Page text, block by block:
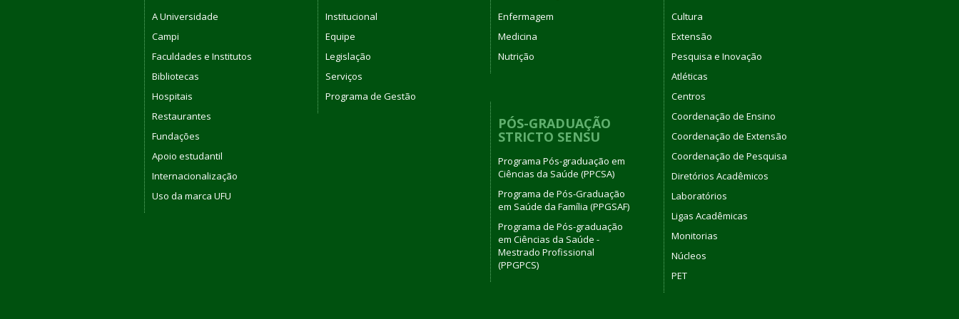
A Universidade
Campi
Faculdades e Institutos
Bibliotecas
Hospitais
Restaurantes
Fundações
Apoio estudantil
Internacionalização
Uso da marca UFU
Institucional
Equipe
Legislação
Serviços
Programa de Gestão
Enfermagem
Medicina
Nutrição
PÓS-GRADUAÇÃO
STRICTO SENSU
Programa Pós-graduação em
Ciências da Saúde (PPCSA)
Programa de Pós-Graduação
em Saúde da Família (PPGSAF)
Programa de Pós-graduação
em Ciências da Saúde -
Mestrado Profissional
(PPGPCS)
Cultura
Extensão
Pesquisa e Inovação
Atléticas
Centros
Coordenação de Ensino
Coordenação de Extensão
Coordenação de Pesquisa
Diretórios Acadêmicos
Laboratórios
Ligas Acadêmicas
Monitorias
Núcleos
PET